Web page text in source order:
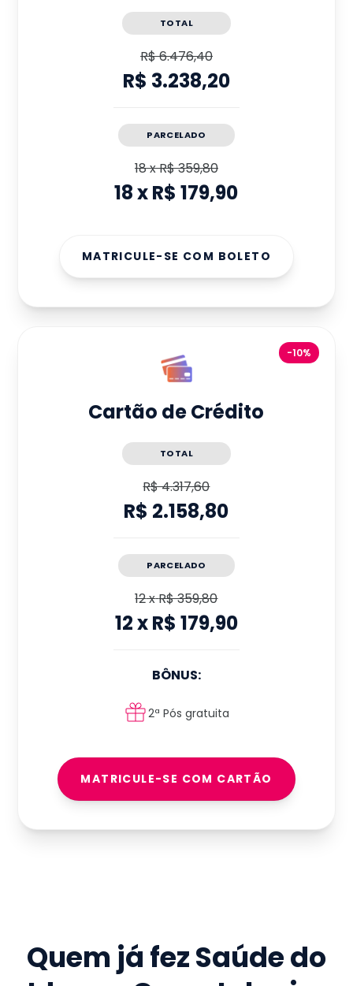
TOTAL
R$ 6.476,40
R$ 3.238,20
PARCELADO
18xR$ 359,80
18xR$ 179,90
MATRICULE-SE COM BOLETO
-10%
Cartão de Crédito
TOTAL
R$ 4.317,60
R$ 2.158,80
PARCELADO
12xR$ 359,80
12xR$ 179,90
BÔNUS:
2ª Pós gratuita
MATRICULE-SE COM CARTÃO
Quem já fezSaúde do